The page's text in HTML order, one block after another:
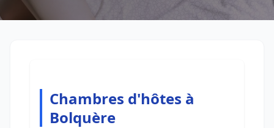
Chambres d'hôtes à
Bolquère